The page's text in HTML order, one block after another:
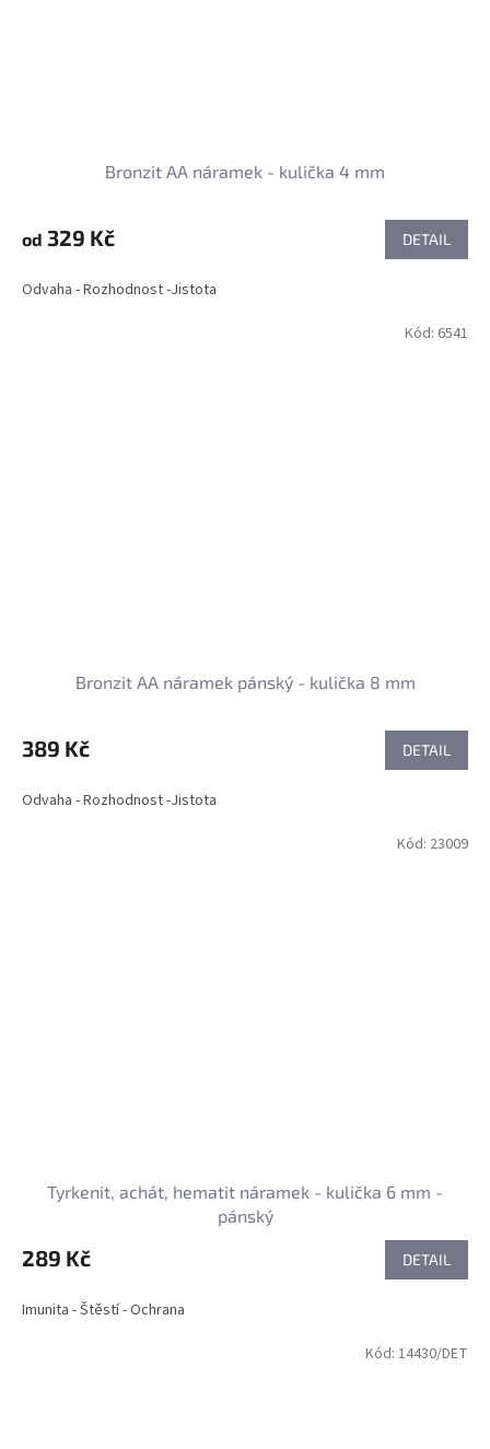
Bronzit AA náramek - kulička 4 mm
od 329 Kč DETAIL
Odvaha - Rozhodnost -Jistota
Bronzit AA náramek pánský - kulička 8 mm
389 Kč DETAIL
Odvaha - Rozhodnost -Jistota
Kód: 6541
Tyrkenit, achát, hematit náramek - kulička 6 mm -
pánský
289 Kč DETAIL
Imunita - Štěstí - Ochrana
Kód: 23009
Kód: 14430/DET